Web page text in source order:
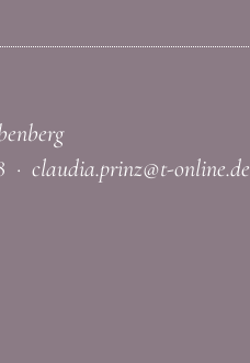
· claudia.prinz@t-online.de